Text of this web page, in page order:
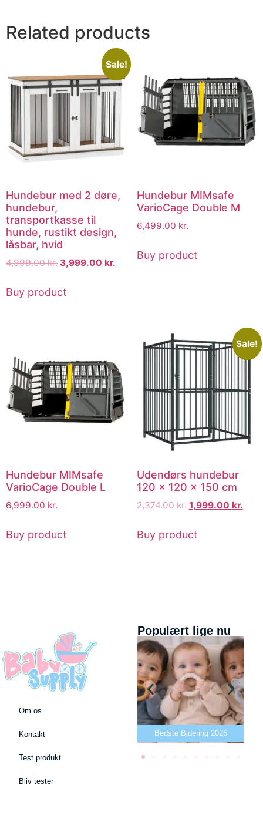
Related products
Sale!
Hundebur med 2 døre,
hundebur,
transportkasse til
hunde, rustikt design,
låsbar, hvid
4,999.00kr. 3,999.00 kr.
Buy product
Hundebur MIMsafe
VarioCage Double M
6,499.00 kr.
Buy product
Hundebur MIMsafe
VarioCage Double L
6,999.00 kr.
Buy product
Sale!
Udendørs hundebur
120 x 120 x 150 cm
2,374.00kr. 1,999.00 kr.
Buy product
Om os
Kontakt
Test produkt
Bliv tester
Populært lige nu
Bedste puslepude 2026 Bedste Bidering 2026